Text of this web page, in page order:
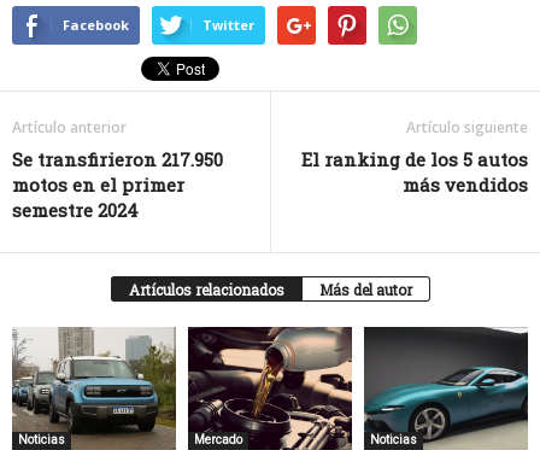
Facebook Twitter
Artículo anterior
Se transfirieron 217.950
motos en el primer
semestre 2024
Artículo siguiente
El ranking de los 5 autos
más vendidos
Artículos relacionados Más del autor
Noticias Mercado Noticias